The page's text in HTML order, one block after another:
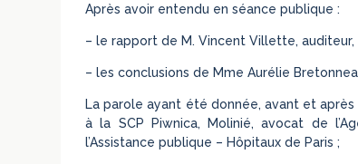
Après avoir entendu en séance publique :
– le rapport de M. Vincent Villette, auditeur,
– les conclusions de Mme Aurélie
La parole ayant été donnée, avant et après
à la SCP Piwnica, Molinié, avocat de
l’Assistance publique – Hôpitaux de Paris ;